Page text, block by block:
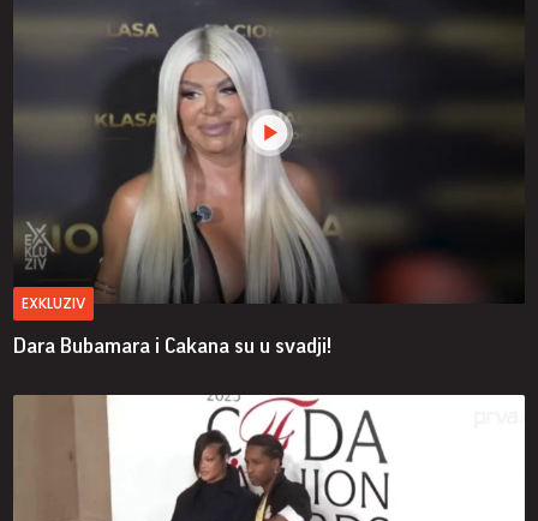
EXKLUZIV
Dara Bubamara i Cakana su u svadji!